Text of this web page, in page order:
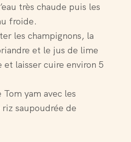
très chaude puis les
froide.
les champignons, la
et le jus de lime
et laisser cuire environ 5
yam avec les
saupoudrée de